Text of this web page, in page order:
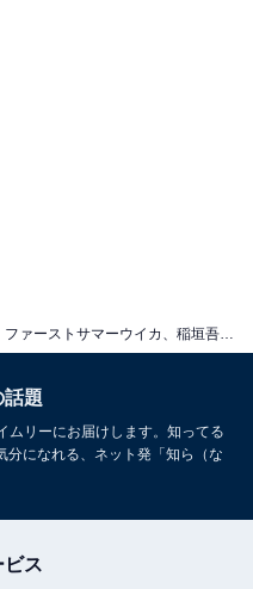
話題
ムリーにお届けします。知ってる
分になれる、ネット発「知ら（な
ビス